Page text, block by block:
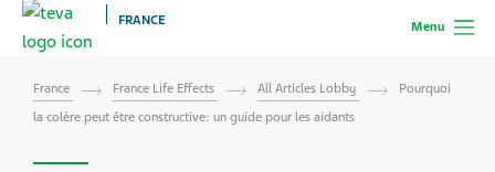
Menu
FRANCE
France France Life Effects All Articles Lobby
Pourquoi
la colère peut être constructive: un guide pour les aidants